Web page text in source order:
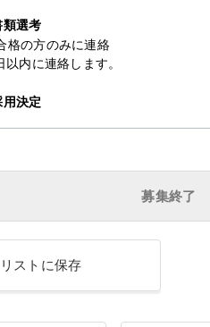
類選考
格の方のみに連絡
内に連絡します。
用決定
募集終了
ストに保存